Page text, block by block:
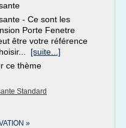
- Ce sont les
Porte Fenetre
être votre référence
[suite...]
ce thème
Standard
»